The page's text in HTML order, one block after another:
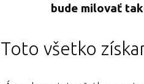
bude milovať
Toto všetko